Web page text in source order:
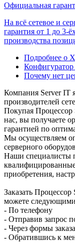
Официальная
На всё сетевое и
гарантия от 1 до 3-
производства
Подробнее о
Конфигуратор
Почему нет
Компания Server IT
производителей
Покупая Процессор
нас, вы получаете
гарантией по
Мы осуществляем
серверного
Наши специалисты
приобретения,
Заказать
можете
- По телефону
- Отправив запрос
- Через формы
- Обратившись к